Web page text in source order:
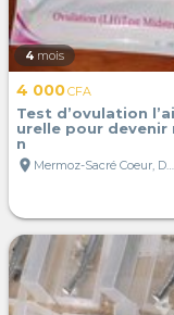
4 mois
4 000CFA
Test d’ovulation
urelle pour devenir
n
location_on
Mermoz-Sacré Coeur, Dakar, Sénégal